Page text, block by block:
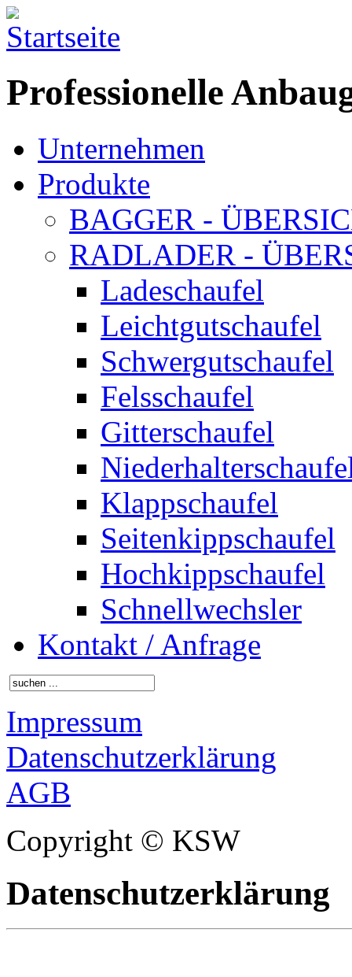
Professionelle
Unternehmen
Produkte
BAGGER -
RADLADER -
Ladeschaufel
Leichtgutschaufel
Schwergutschaufel
Felsschaufel
Gitterschaufel
Klappschaufel
Seitenkippschaufel
Hochkippschaufel
Schnellwechsler
Kontakt / Anfrage
Impressum
Datenschutzerklärung
AGB
Copyright © KSW
Datenschutzerklärung